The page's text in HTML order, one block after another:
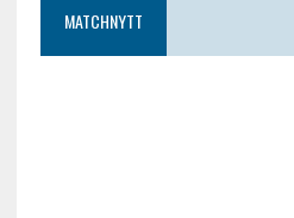
MATCHNYTT